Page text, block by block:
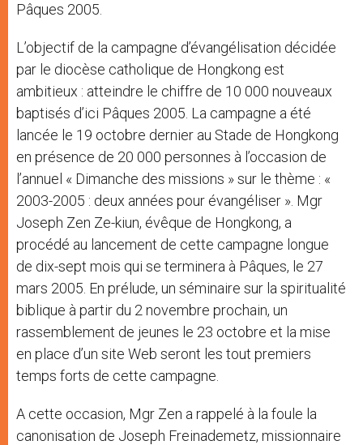
Pâques 2005.
L’objectif de la campagne d’évangélisation décidée
par le diocèse catholique de Hongkong est
ambitieux : atteindre le chiffre de 10 000 nouveaux
baptisés d’ici Pâques 2005. La campagne a été
lancée le 19 octobre dernier au Stade de Hongkong
en présence de 20 000 personnes à l’occasion de
l’annuel « Dimanche des missions » sur le thème : «
2003-2005 : deux années pour évangéliser ». Mgr
Joseph Zen Ze-kiun, évêque de Hongkong, a
procédé au lancement de cette campagne longue
de dix-sept mois qui se terminera à Pâques, le 27
mars 2005. En prélude, un séminaire sur la spiritualité
biblique à partir du 2 novembre prochain, un
rassemblement de jeunes le 23 octobre et la mise
en place d’un site Web seront les tout premiers
temps forts de cette campagne.
A cette occasion, Mgr Zen a rappelé à la foule la
canonisation de Joseph Freinademetz, missionnaire